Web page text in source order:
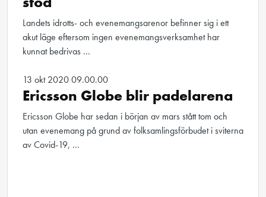
Landets idrotts- och evenemangsarenor befinner sig i ett
akut läge eftersom ingen evenemangsverksamhet har
kunnat bedrivas ...
13 okt 2020 09.00.00
Ericsson Globe blir padelarena
Ericsson Globe har sedan i början av mars stått tom och
utan evenemang på grund av folksamlingsförbudet i sviterna
av Covid-19, ...